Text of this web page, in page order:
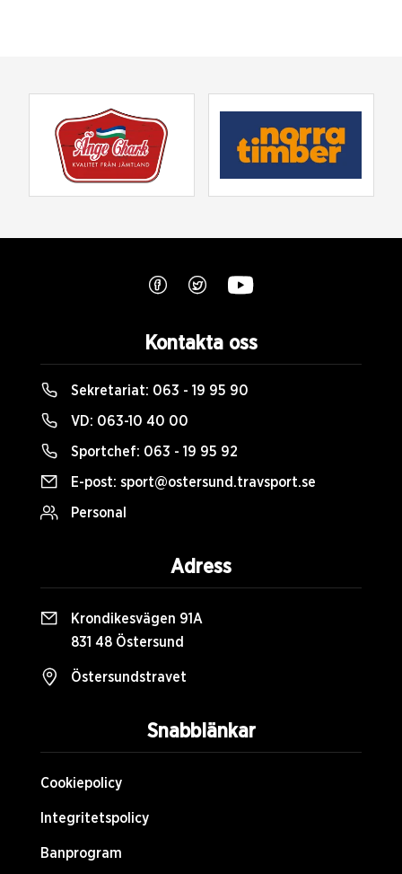
Snabblänkar
Cookiepolicy
Integritetspolicy
Banprogram
Kontakta oss
Sekretariat: 063 - 19 95 90
VD: 063-10 40 00
Sportchef: 063 - 19 95 92
E-post: sport@ostersund.travsport.se
Personal
Adress
Krondikesvägen 91A
831 48 Östersund
Östersundstravet